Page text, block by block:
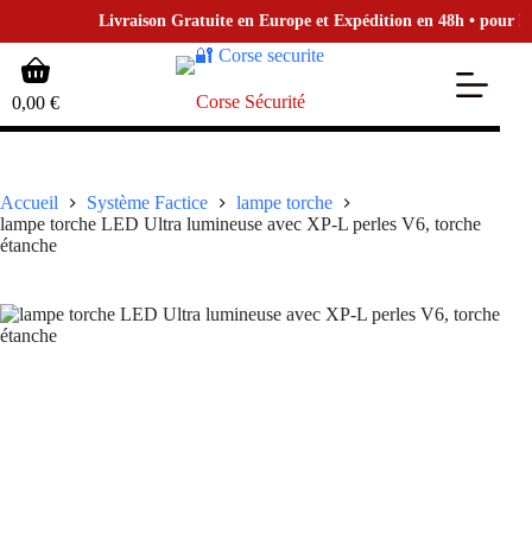
Livraison Gratuite en Europe et Expédition en 48h • pour la
contenu
Panier
d’achat
0,00 € Corse Sécurité
Accueil Système Factice
lampe torche
lampe torche LED Ultra lumineuse avec XP-L perles V6, torche
étanche